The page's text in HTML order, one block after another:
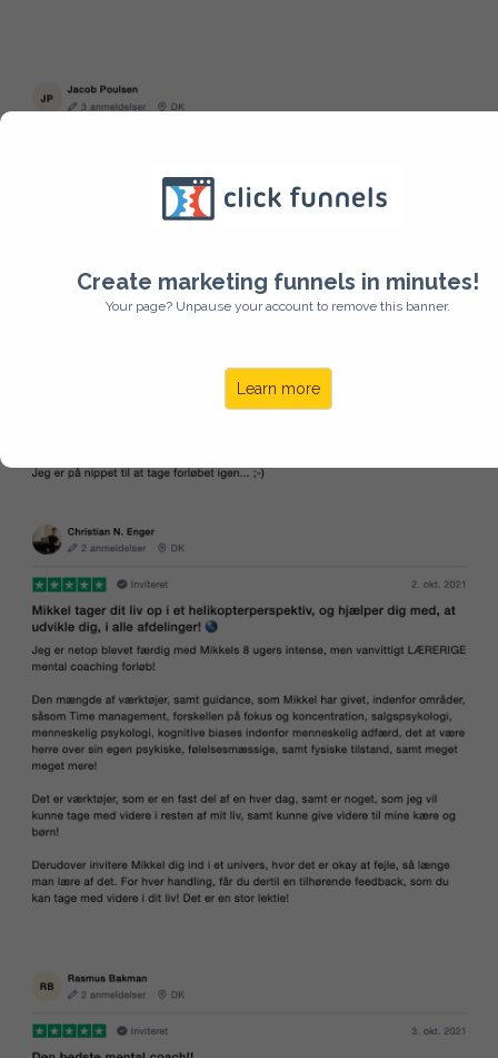
Create marketing funnels in minutes!
Your page? Unpause your account to remove this banner.
Learn more